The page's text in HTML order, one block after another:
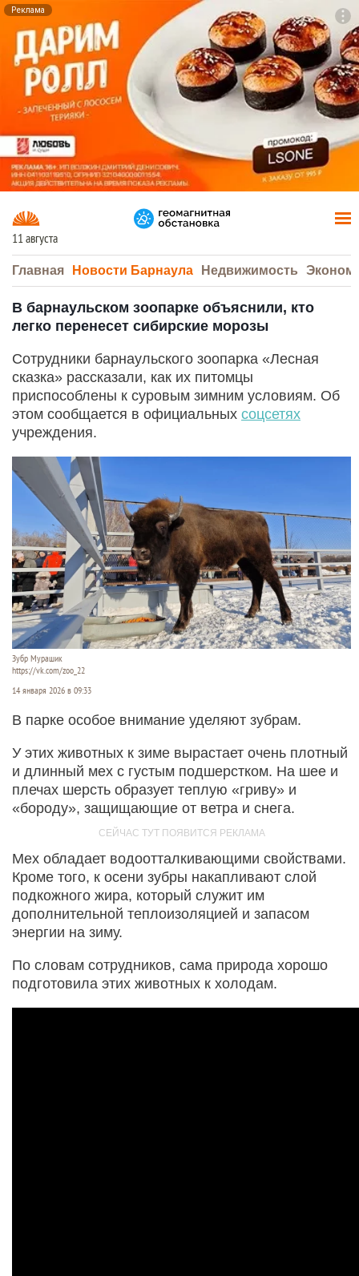
Реклама
11 августа
Главная Новости Барнаула Недвижимость
В барнаульском зоопарке объяснили, кто
легко перенесет сибирские морозы
Сотрудники барнаульского зоопарка «Лесная
сказка» рассказали, как их питомцы
приспособлены к суровым зимним условиям. Об
этом сообщается в официальных соцсетях
учреждения.
Зубр Мурашик
https://vk.com/zoo_22
14 января 2026 в 09:33
В парке особое внимание уделяют зубрам.
У этих животных к зиме вырастает очень плотный
и длинный мех с густым подшерстком. На шее и
плечах шерсть образует теплую «гриву» и
«бороду», защищающие от ветра и снега.
Мех обладает водоотталкивающими свойствами.
Кроме того, к осени зубры накапливают слой
подкожного жира, который служит им
дополнительной теплоизоляцией и запасом
энергии на зиму.
По словам сотрудников, сама природа хорошо
подготовила этих животных к холодам.